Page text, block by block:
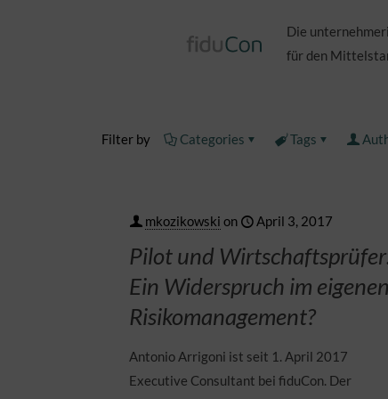
Die
für den
Filter by Categories Tags
mkozikowski on April 3, 2017
Pilot und
Ein Widerspruch im eigenen
Risikomanagement?
Antonio Arrigoni ist seit 1. April 2017
Executive Consultant bei fiduCon. Der